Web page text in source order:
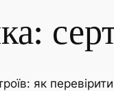
як